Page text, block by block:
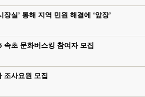
실’ 통해 지역 민원 해결에 ‘앞장’
속초 문화버스킹 참여자 모집
조사요원 모집